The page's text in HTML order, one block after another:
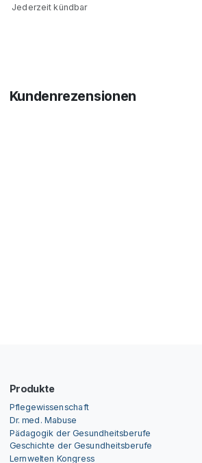
Jederzeit kündbar
Kundenrezensionen
Produkte
Pflegewissenschaft
Dr. med. Mabuse
Pädagogik der Gesundheitsberufe
Geschichte der Gesundheitsberufe
Lernwelten Kongress